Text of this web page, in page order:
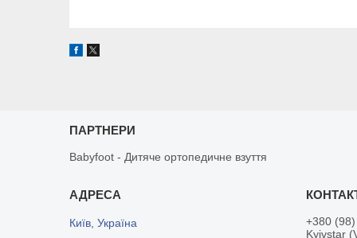
ПАРТНЕРИ
Babyfoot - Дитяче ортопедичне взуття
Київ, Україна
+380
Kyivstar